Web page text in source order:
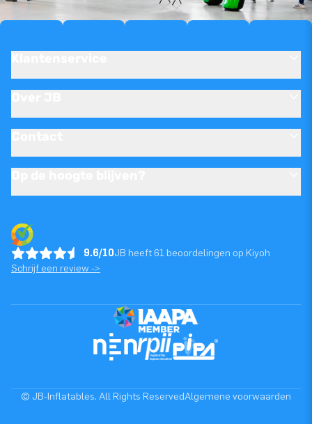
9.6/10JB heeft 61 beoordelingen op Kiyoh
Schrijf een review ->
© JB-Inflatables. All Rights ReservedAlgemene voorwaarden